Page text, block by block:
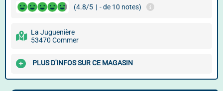
(4.8/5 | - de 10 notes)
La Juguenière
53470 Commer
PLUS D'INFOS SUR CE MAGASIN